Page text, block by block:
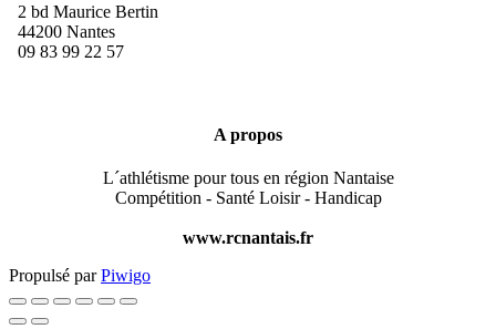
2 bd Maurice Bertin
44200 Nantes
09 83 99 22 57
A propos
L´athlétisme pour tous en région Nantaise
Compétition - Santé Loisir - Handicap
www.rcnantais.fr
Propulsé parPiwigo